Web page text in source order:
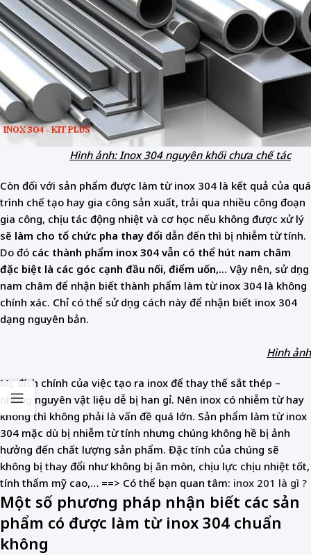
Hình ảnh: Inox 304 nguyên khối chưa chế tác
Còn đối với sản phẩm được làm từ inox 304 là kết quả của quá
trình chế tạo hay gia công sản xuất, trải qua nhiều công đoạn
gia công, chịu tác động nhiệt và cơ học nếu không được xử lý
sẽ làm cho tổ chức pha thay đổi dẫn đến thì bị nhiễm từ tính.
Do đó các thành phẩm inox 304 vẫn có thể hút nam châm
đặc biệt là các góc cạnh đầu nối, điểm uốn,… Vậy nên, sử dụng
nam châm để nhận biết thành phẩm làm từ inox 304 là không
chính xác. Chỉ có thể sử dụng cách này để nhận biết inox 304
dạng nguyên bản.
Hình
Mục đích chính của việc tạo ra inox để thay thế sắt thép –
những nguyên vật liệu dễ bị han gỉ. Nên inox có nhiễm từ hay
không thì không phải là vấn đề quá lớn. Sản phẩm làm từ inox
304 mặc dù bị nhiễm từ tính nhưng chúng không hề bị ảnh
hưởng đến chất lượng sản phẩm. Đặc tính của chúng sẽ
không bị thay đổi như không bị ăn mòn, chịu lực chịu nhiệt tốt,
tính thẩm mỹ cao,… ==> Có thể bạn quan tâm: inox 201 là gì ?
Một số phương pháp nhận biết các sản
phẩm có được làm từ inox 304 chuẩn
không